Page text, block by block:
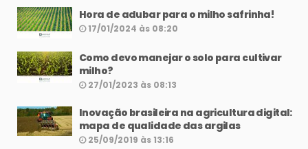
Hora de adubar para o milho safrinha!
17/01/2024 às 08:20
Como devo manejar o solo para cultivar
milho?
27/01/2023 às 08:13
Inovação brasileira na agricultura digital:
mapa de qualidade das argilas
25/09/2019 às 13:16